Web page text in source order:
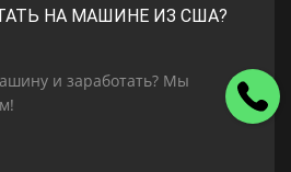
НА МАШИНЕ ИЗ США?
и заработать? Мы